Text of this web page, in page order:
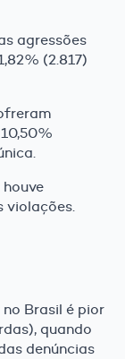
agressões
(2.817)
houve
violações.
Brasil é pior
quando
denúncias